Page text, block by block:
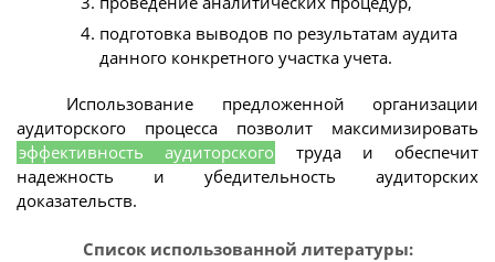
подготовка выводов по результатам аудита
данного конкретного участка учета.
Использование предложенной организации
аудиторского процесса позволит максимизировать
эффективность аудиторского труда и обеспечит
надежность и убедительность аудиторских
доказательств.
Список использованной литературы: